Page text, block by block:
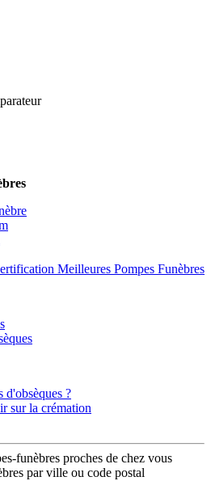
Meilleures Pompes Funèbres
d'obsèques ?
sur la crémation
funèbres proches de chez vous
par ville ou code postal